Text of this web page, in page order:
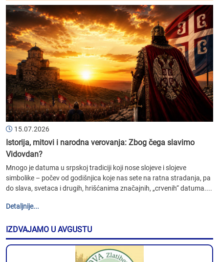
15.07.2026
Istorija, mitovi i narodna verovanja: Zbog čega slavimo
Vidovdan?
Mnogo je datuma u srpskoj tradiciji koji nose slojeve i slojeve
simbolike – počev od godišnjica koje nas sete na ratna stradanja, pa
do slava, svetaca i drugih, hrišćanima značajnih, „crvenih“ datuma....
Detaljnije...
IZDVAJAMO U AVGUSTU